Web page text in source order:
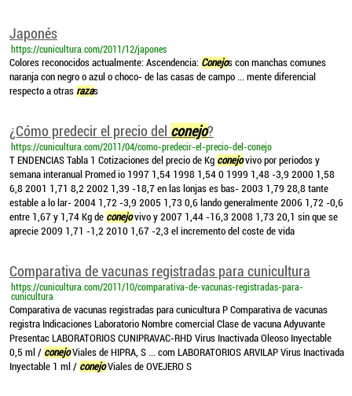
Japonés
https://cunicultura.com/2011/12/japones
Colores reconocidos actualmente: Ascendencia: Conejos con manchas comunes
naranja con negro o azul o choco- de las casas de campo ... mente diferencial
respecto a otras razas
¿Cómo predecir el precio del conejo?
https://cunicultura.com/2011/04/como-predecir-el-precio-del-conejo
T ENDENCIAS Tabla 1 Cotizaciones del precio de Kg conejovivo por periodos y
semana interanual Promed io 1997 1,54 1998 1,54 0 1999 1,48 -3,9 2000 1,58
6,8 2001 1,71 8,2 2002 1,39 -18,7 en las lonjas es bas- 2003 1,79 28,8 tante
estable a lo lar- 2004 1,72 -3,9 2005 1,73 0,6 lando generalmente 2006 1,72 -0,6
entre 1,67 y 1,74 Kg de conejovivo y 2007 1,44 -16,3 2008 1,73 20,1 sin que se
aprecie 2009 1,71 -1,2 2010 1,67 -2,3 el incremento del coste de vida
Comparativa de vacunas registradas para cunicultura
https://cunicultura.com/2011/10/comparativa-de-vacunas-registradas-para-
cunicultura
Comparativa de vacunas registradas para cunicultura P Comparativa de vacunas
registra Indicaciones Laboratorio Nombre comercial Clase de vacuna Adyuvante
Presentac LABORATORIOS CUNIPRAVAC-RHD Virus Inactivada Oleoso Inyectable
0,5 ml / conejoViales de HIPRA, S ... com LABORATORIOS ARVILAP Virus Inactivada
Inyectable 1 ml / conejoViales de OVEJERO S